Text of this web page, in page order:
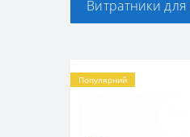
Витратники для
Популярний